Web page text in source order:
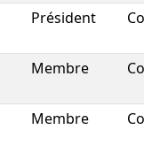
Président
Membre
Membre